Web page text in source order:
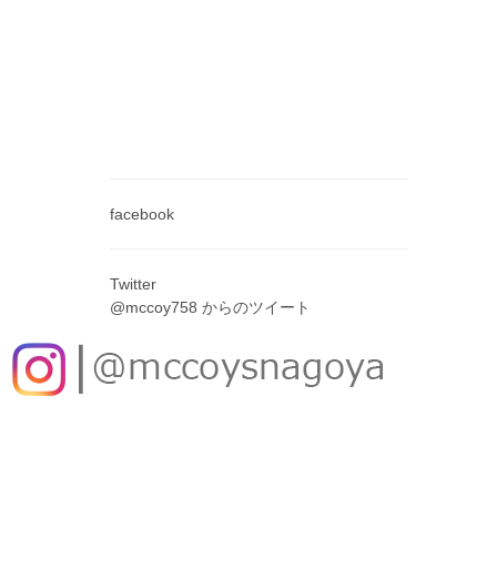
facebook
Twitter
@mccoy758 からのツイート